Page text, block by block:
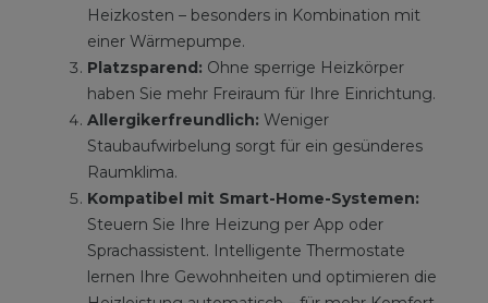
Heizkosten – besonders in Kombination mit
einer Wärmepumpe.
Platzsparend: Ohne sperrige Heizkörper
haben Sie mehr Freiraum für Ihre Einrichtung.
Allergikerfreundlich: Weniger
Staubaufwirbelung sorgt für ein gesünderes
Raumklima.
Kompatibel mit Smart-Home-Systemen:
Steuern Sie Ihre Heizung per App oder
Sprachassistent. Intelligente Thermostate
lernen Ihre Gewohnheiten und optimieren die